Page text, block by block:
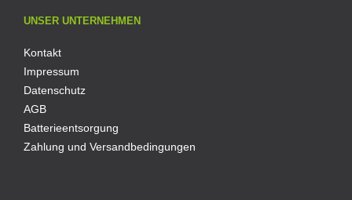
UNSER UNTERNEHMEN
Kontakt
Impressum
Datenschutz
AGB
Batterieentsorgung
Zahlung und Versandbedingungen